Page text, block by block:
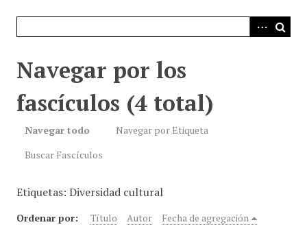
Navegar por los
fascículos (4 total)
Navegar todo
Navegar por Etiqueta
Buscar Fascículos
Etiquetas: Diversidad cultural
Ordenar por: Título Autor Fecha de agregación